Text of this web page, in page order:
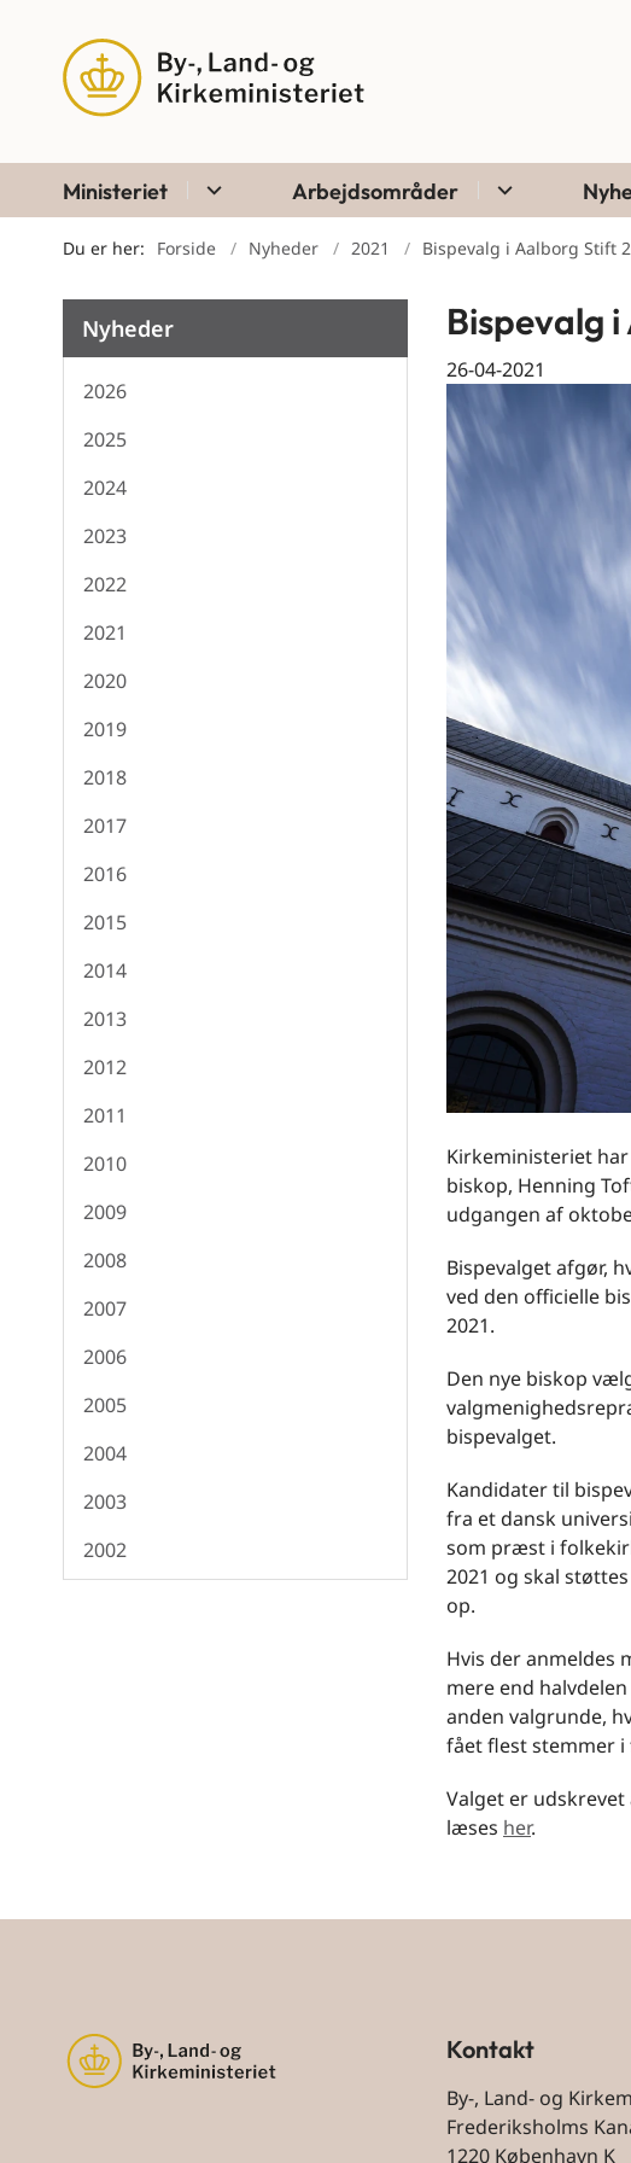
Ministeriet Arbejdsområder
Du er her: Forside Nyheder 2021 Bispevalg i Aalborg Stift
Nyheder
2026
2025
2024
2023
2022
2021
2020
2019
2018
2017
2016
2015
2014
2013
2012
2011
2010
2009
2008
2007
2006
2005
2004
2003
2002
Bispevalg
26-04-2021
Kirkeministeriet
biskop, Henning
udgangen af
Bispevalget afgør,
ved den officielle
2021.
Den nye biskop
bispevalget.
Kandidater til
fra et dansk
som præst i
2021 og skal
op.
Hvis der anmeldes
mere end
anden valgrunde,
fået flest stemmer
Valget er
læses her.
Kontakt
By-, Land- og
Frederiksholms
1220 København K